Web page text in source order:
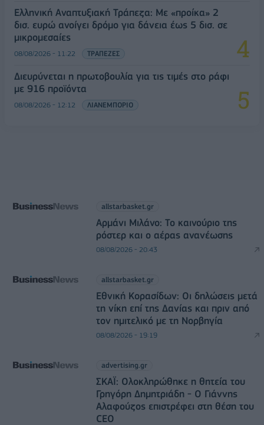
Ελληνική Αναπτυξιακή Τράπεζα: Με «προίκα» 2
δισ. ευρώ ανοίγει δρόμο για δάνεια έως 5 δισ. σε
μικρομεσαίες
08/08/2026 - 11:22 ΤΡΑΠΕΖΕΣ
Διευρύνεται η πρωτοβουλία για τις τιμές στο ράφι
με 916 προϊόντα
08/08/2026 - 12:12 ΛΙΑΝΕΜΠΟΡΙΟ
allstarbasket.gr
Αρμάνι Μιλάνο: Το καινούριο της
ρόστερ και ο αέρας ανανέωσης
08/08/2026 - 20:43
allstarbasket.gr
Εθνική Κορασίδων: Οι δηλώσεις μετά
τη νίκη επί της Δανίας και πριν από
τον ημιτελικό με τη Νορβηγία
08/08/2026 - 19:19
advertising.gr
ΣΚΑΪ: Ολοκληρώθηκε η θητεία του
Γρηγόρη Δημητριάδη - Ο Γιάννης
Αλαφούζος επιστρέφει στη θέση του
CEO